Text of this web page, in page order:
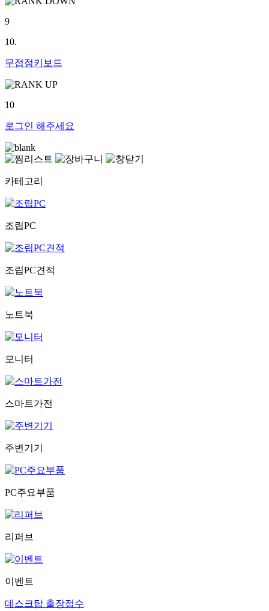
9
10.
무접점키보드
10
로그인 해주세요
카테고리
조립PC
조립PC견적
노트북
모니터
스마트가전
주변기기
PC주요부품
리퍼브
이벤트
데스크탑 출장접수